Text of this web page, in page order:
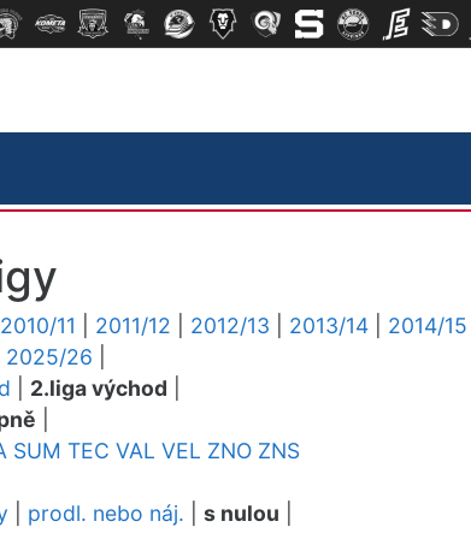
2010/11 2011/12 2012/13 2013/14 2014/15
2025/26
2.liga východ
SUM TEC VAL VEL ZNO ZNS
prodl. nebo náj. s nulou